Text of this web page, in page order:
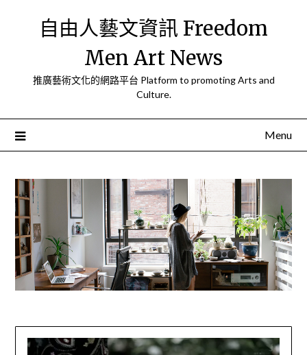
自由人藝文資訊 Freedom
Men Art News
推廣藝術文化的網路平台 Platform to promoting Arts and
Culture.
Menu